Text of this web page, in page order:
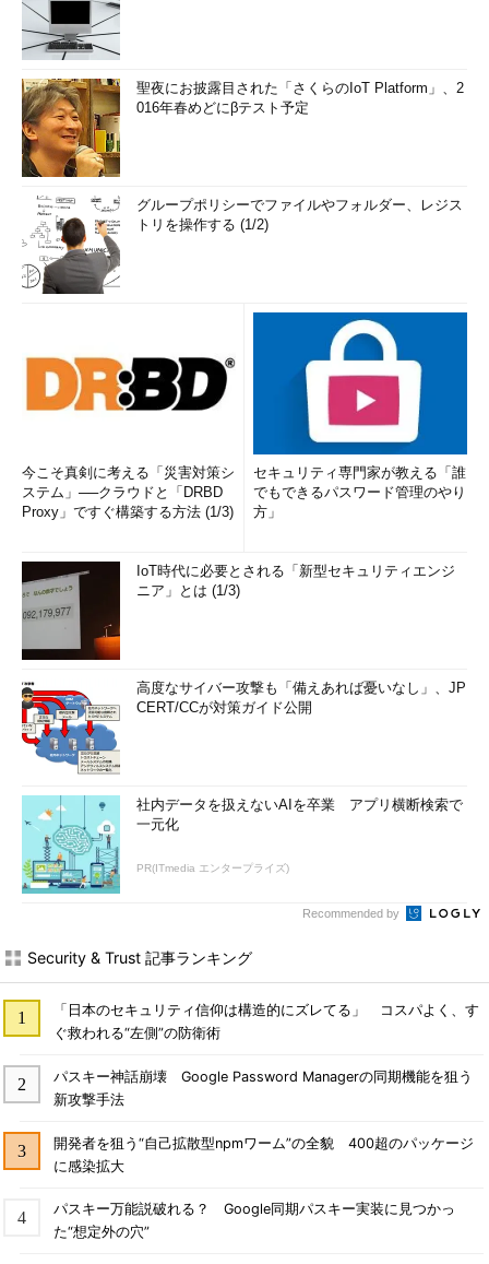
聖夜にお披露目された「さくらのIoT Platform」、2
016年春めどにβテスト予定
グループポリシーでファイルやフォルダー、レジス
トリを操作する (1/2)
今こそ真剣に考える「災害対策シ
ステム」──クラウドと「DRBD
Proxy」ですぐ構築する方法 (1/3)
セキュリティ専門家が教える「誰
でもできるパスワード管理のやり
方」
IoT時代に必要とされる「新型セキュリティエンジ
ニア」とは (1/3)
高度なサイバー攻撃も「備えあれば憂いなし」、JP
CERT/CCが対策ガイド公開
社内データを扱えないAIを卒業 アプリ横断検索で
一元化
PR(ITmedia エンタープライズ)
Recommended by
Security & Trust 記事ランキング
「日本のセキュリティ信仰は構造的にズレてる」 コスパよく、す
ぐ救われる“左側”の防衛術
パスキー神話崩壊 Google Password Managerの同期機能を狙う
新攻撃手法
開発者を狙う“自己拡散型npmワーム”の全貌 400超のパッケージ
に感染拡大
パスキー万能説破れる？ Google同期パスキー実装に見つかっ
た“想定外の穴”